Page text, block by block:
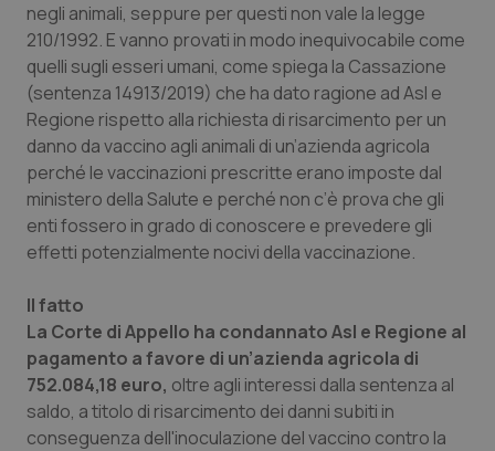
Emilia-Romagna
Friuli Venezia Giulia
Lazio
Liguria
Lombardia
Marche
Molise
Piemonte
Colesterolo & coronaropatie
Dermatite Atopica
Diabete & glucometri
Disturbi dell’umore
Dolore
Donna & Salute
Epatiti
HIV
negli animali, seppure per questi non vale la legge
210/1992. E vanno provati in modo inequivocabile come
quelli sugli esseri umani, come spiega la Cassazione
(sentenza 14913/2019) che ha dato ragione ad Asl e
Regione rispetto alla richiesta di risarcimento per un
danno da vaccino agli animali di un’azienda agricola
perché le vaccinazioni prescritte erano imposte dal
ministero della Salute e perché non c’è prova che gli
enti fossero in grado di conoscere e prevedere gli
effetti potenzialmente nocivi della vaccinazione.
Il fatto
La Corte di Appello ha condannato Asl e Regione al
pagamento a favore di un’azienda agricola di
752.084,18 euro, oltre agli interessi dalla sentenza al
saldo, a titolo di risarcimento dei danni subiti in
conseguenza dell'inoculazione del vaccino contro la